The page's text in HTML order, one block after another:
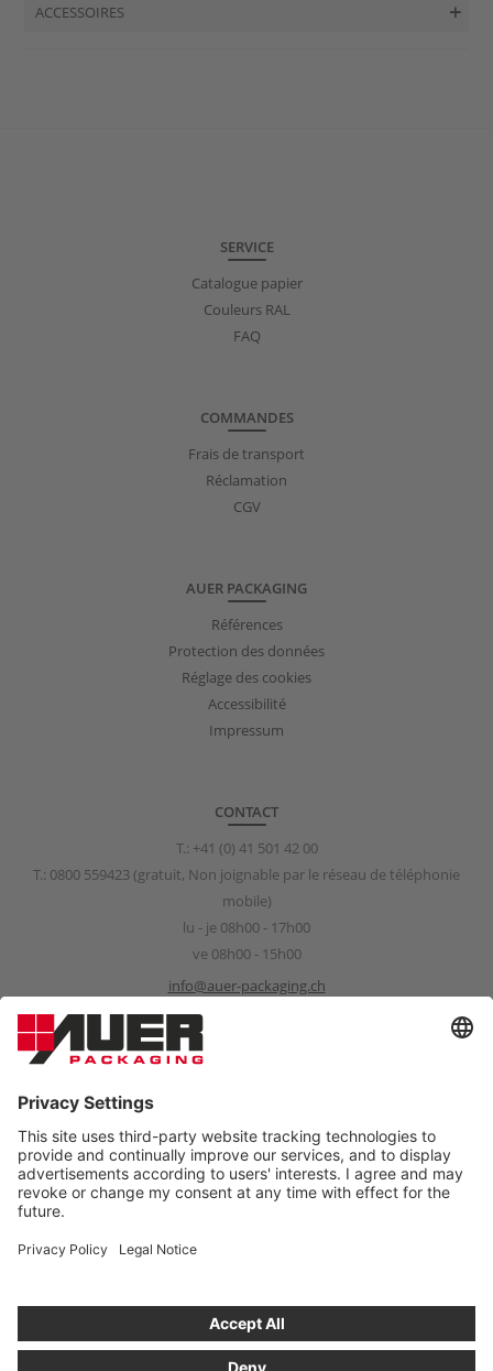
ACCESSOIRES
SERVICE
Catalogue papier
Couleurs RAL
FAQ
COMMANDES
Frais de transport
Réclamation
CGV
AUER PACKAGING
Références
Protection des données
Réglage des cookies
Accessibilité
Impressum
CONTACT
T.: +41 (0) 41 501 42 00
T.: 0800 559423 (gratuit, Non joignable par le réseau de téléphonie
mobile)
lu - je 08h00 - 17h00
ve 08h00 - 15h00
info@auer-packaging.ch
Sponsorship Request
sponsoring@auer-packaging.com
Vous achetez en tant que client professionnel. Dans la boutique
pour les clients particuliers, tous les prix s’entendent TVA incluse